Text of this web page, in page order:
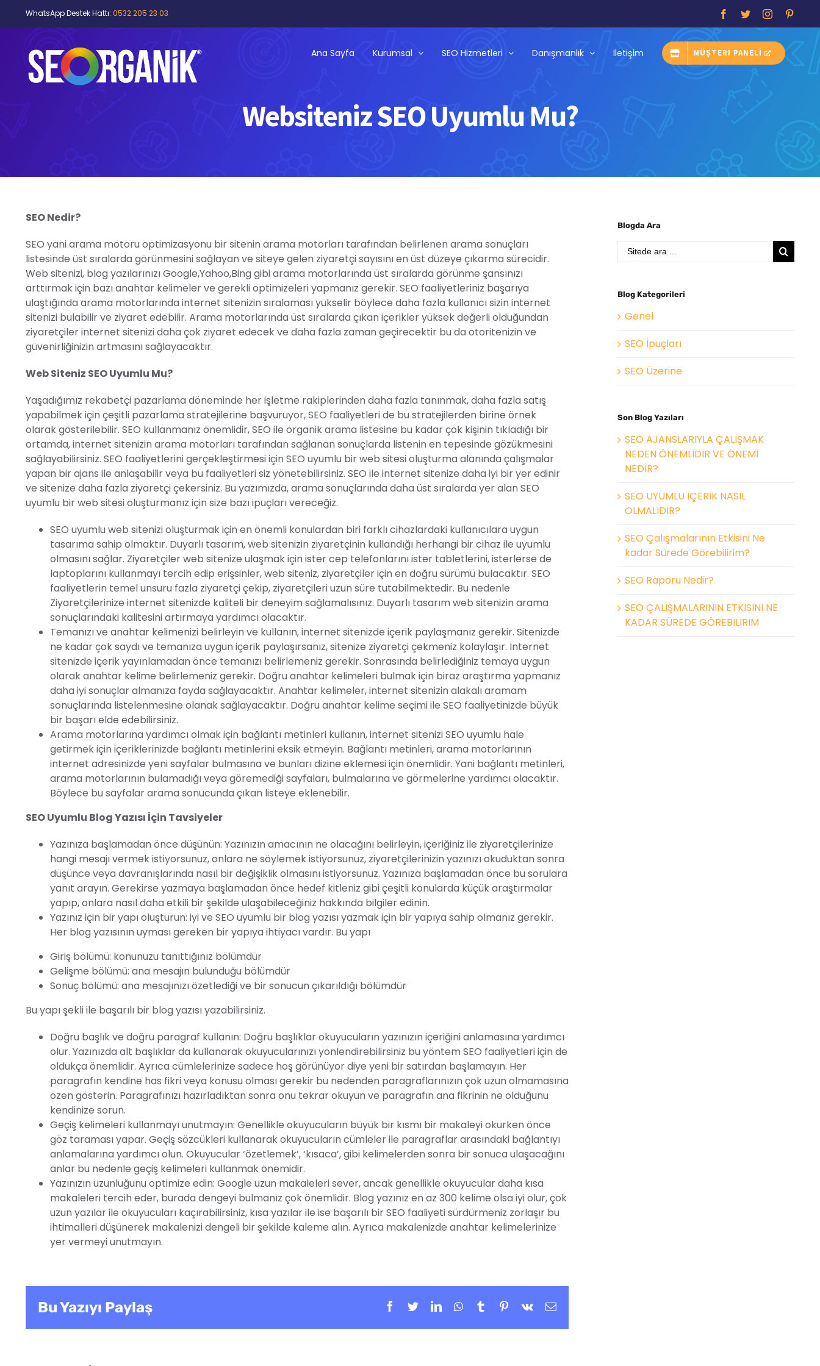
content
WhatsApp Destek Hattı: 0532 205 23 03 Facebook
TwitterInstagram
Ana Sayfa Kurumsal SEO Hizmetleri Danışmanlık İletişim MÜŞTERİ PANELİ
Websiteniz SEO Uyumlu Mu?
SEO Nedir?
SEO yani arama motoru optimizasyonu bir sitenin arama motorları tarafından belirlenen arama sonuçları
listesinde üst sıralarda görünmesini sağlayan ve siteye gelen ziyaretçi sayısını en üst düzeye çıkarma sürecidir.
Web sitenizi, blog yazılarınızı Google,Yahoo,Bing gibi arama motorlarında üst sıralarda görünme şansınızı
arttırmak için bazı anahtar kelimeler ve gerekli optimizeleri yapmanız gerekir. SEO faaliyetleriniz başarıya
ulaştığında arama motorlarında internet sitenizin sıralaması yükselir böylece daha fazla kullanıcı sizin internet
sitenizi bulabilir ve ziyaret edebilir. Arama motorlarında üst sıralarda çıkan içerikler yüksek değerli olduğundan
ziyaretçiler internet sitenizi daha çok ziyaret edecek ve daha fazla zaman geçirecektir bu da otoritenizin ve
güvenirliğinizin artmasını sağlayacaktır.
Web Siteniz SEO Uyumlu Mu?
Yaşadığımız rekabetçi pazarlama döneminde her işletme rakiplerinden daha fazla tanınmak, daha fazla satış
yapabilmek için çeşitli pazarlama stratejilerine başvuruyor, SEO faaliyetleri de bu stratejilerden birine örnek
olarak gösterilebilir. SEO kullanmanız önemlidir, SEO ile organik arama listesine bu kadar çok kişinin tıkladığı bir
ortamda, internet sitenizin arama motorları tarafından sağlanan sonuçlarda listenin en tepesinde gözükmesini
sağlayabilirsiniz. SEO faaliyetlerini gerçekleştirmesi için SEO uyumlu bir web sitesi oluşturma alanında çalışmalar
yapan bir ajans ile anlaşabilir veya bu faaliyetleri siz yönetebilirsiniz. SEO ile internet sitenize daha iyi bir yer edinir
ve sitenize daha fazla ziyaretçi çekersiniz. Bu yazımızda, arama sonuçlarında daha üst sıralarda yer alan SEO
uyumlu bir web sitesi oluşturmanız için size bazı ipuçları vereceğiz.
SEO uyumlu web sitenizi oluşturmak için en önemli konulardan biri farklı cihazlardaki kullanıcılara uygun
tasarıma sahip olmaktır. Duyarlı tasarım, web sitenizin ziyaretçinin kullandığı herhangi bir cihaz ile uyumlu
olmasını sağlar. Ziyaretçiler web sitenize ulaşmak için ister cep telefonlarını ister tabletlerini, isterlerse de
laptoplarını kullanmayı tercih edip erişsinler, web siteniz, ziyaretçiler için en doğru sürümü bulacaktır. SEO
faaliyetlerin temel unsuru fazla ziyaretçi çekip, ziyaretçileri uzun süre tutabilmektedir. Bu nedenle
Ziyaretçilerinize internet sitenizde kaliteli bir deneyim sağlamalısınız. Duyarlı tasarım web sitenizin arama
sonuçlarındaki kalitesini artırmaya yardımcı olacaktır.
Temanızı ve anahtar kelimenizi belirleyin ve kullanın, internet sitenizde içerik paylaşmanız gerekir. Sitenizde
ne kadar çok saydı ve temanıza uygun içerik paylaşırsanız, sitenize ziyaretçi çekmeniz kolaylaşır. İnternet
sitenizde içerik yayınlamadan önce temanızı belirlemeniz gerekir. Sonrasında belirlediğiniz temaya uygun
olarak anahtar kelime belirlemeniz gerekir. Doğru anahtar kelimeleri bulmak için biraz araştırma yapmanız
daha iyi sonuçlar almanıza fayda sağlayacaktır. Anahtar kelimeler, internet sitenizin alakalı aramam
sonuçlarında listelenmesine olanak sağlayacaktır. Doğru anahtar kelime seçimi ile SEO faaliyetinizde büyük
bir başarı elde edebilirsiniz.
Arama motorlarına yardımcı olmak için bağlantı metinleri kullanın, internet sitenizi SEO uyumlu hale
getirmek için içeriklerinizde bağlantı metinlerini eksik etmeyin. Bağlantı metinleri, arama motorlarının
internet adresinizde yeni sayfalar bulmasına ve bunları dizine eklemesi için önemlidir. Yani bağlantı metinleri,
arama motorlarının bulamadığı veya göremediği sayfaları, bulmalarına ve görmelerine yardımcı olacaktır.
Böylece bu sayfalar arama sonucunda çıkan listeye eklenebilir.
SEO Uyumlu Blog Yazısı İçin Tavsiyeler
Yazınıza başlamadan önce düşünün: Yazınızın amacının ne olacağını belirleyin, içeriğiniz ile ziyaretçilerinize
hangi mesajı vermek istiyorsunuz, onlara ne söylemek istiyorsunuz, ziyaretçilerinizin yazınızı okuduktan sonra
düşünce veya davranışlarında nasıl bir değişiklik olmasını istiyorsunuz. Yazınıza başlamadan önce bu sorulara
yanıt arayın. Gerekirse yazmaya başlamadan önce hedef kitleniz gibi çeşitli konularda küçük araştırmalar
yapıp, onlara nasıl daha etkili bir şekilde ulaşabileceğiniz hakkında bilgiler edinin.
Yazınız için bir yapı oluşturun: iyi ve SEO uyumlu bir blog yazısı yazmak için bir yapıya sahip olmanız gerekir.
Her blog yazısının uyması gereken bir yapıya ihtiyacı vardır. Bu yapı
Giriş bölümü: konunuzu tanıttığınız bölümdür
Gelişme bölümü: ana mesajın bulunduğu bölümdür
Sonuç bölümü: ana mesajınızı özetlediği ve bir sonucun çıkarıldığı bölümdür
Bu yapı şekli ile başarılı bir blog yazısı yazabilirsiniz.
Doğru başlık ve doğru paragraf kullanın: Doğru başlıklar okuyucuların yazınızın içeriğini anlamasına yardımcı
olur. Yazınızda alt başlıklar da kullanarak okuyucularınızı yönlendirebilirsiniz bu yöntem SEO faaliyetleri için de
oldukça önemlidir. Ayrıca cümlelerinize sadece hoş görünüyor diye yeni bir satırdan başlamayın. Her
paragrafın kendine has fikri veya konusu olması gerekir bu nedenden paragraflarınızın çok uzun olmamasına
özen gösterin. Paragrafınızı hazırladıktan sonra onu tekrar okuyun ve paragrafın ana fikrinin ne olduğunu
kendinize sorun.
Geçiş kelimeleri kullanmayı unutmayın: Genellikle okuyucuların büyük bir kısmı bir makaleyi okurken önce
göz taraması yapar. Geçiş sözcükleri kullanarak okuyucuların cümleler ile paragraflar arasındaki bağlantıyı
anlamalarına yardımcı olun. Okuyucular ‘özetlemek’, ‘kısaca’, gibi kelimelerden sonra bir sonuca ulaşacağını
anlar bu nedenle geçiş kelimeleri kullanmak önemidir.
Yazınızın uzunluğunu optimize edin: Google uzun makaleleri sever, ancak genellikle okuyucular daha kısa
makaleleri tercih eder, burada dengeyi bulmanız çok önemlidir. Blog yazınız en az 300 kelime olsa iyi olur, çok
uzun yazılar ile okuyucuları kaçırabilirsiniz, kısa yazılar ile ise başarılı bir SEO faaliyeti sürdürmeniz zorlaşır bu
ihtimalleri düşünerek makalenizi dengeli bir şekilde kaleme alın. Ayrıca makalenizde anahtar kelimelerinize
yer vermeyi unutmayın.
Bu Yazıyı Paylaş Facebook
TwitterLinkedinWhatsapp
TumblrPinterest
Vk Email
Blogda Ara
Search
Blog Kategorileri
Genel
SEO İpuçları
SEO Üzerine
Son Blog Yazıları
SEO AJANSLARIYLA ÇALIŞMAK
NEDEN ÖNEMLİDİR VE ÖNEMİ
NEDİR?
SEO UYUMLU IÇERIK NASIL
OLMALIDIR?
SEO Çalışmalarının Etkisini Ne
kadar Sürede Görebilirim?
SEO Raporu Nedir?
SEO ÇALIŞMALARININ ETKISINI NE
KADAR SÜREDE GÖREBILIRIM